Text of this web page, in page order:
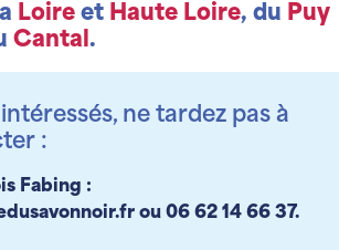
Loire et Haute Loire, du Puy
Cantal .
ne tardez pas à
:
Fabing :
ou 06 62 14 66 37.